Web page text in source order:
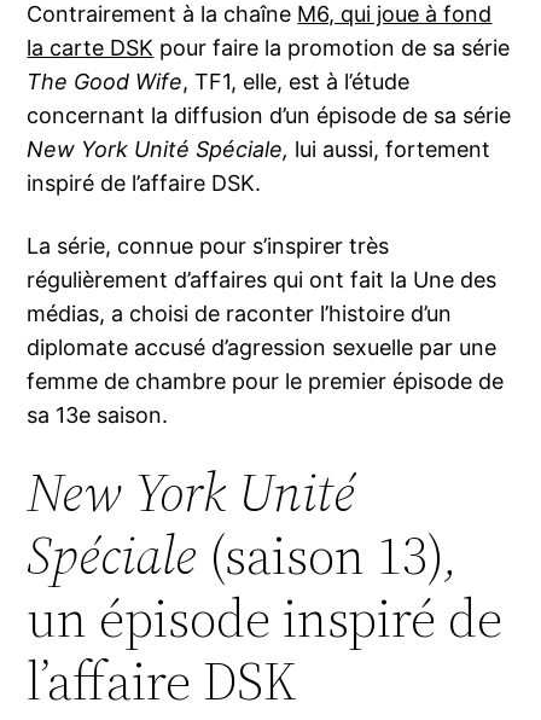
Contrairement à la chaîne M6, qui joue à fond
la carte DSK pour faire la promotion de sa série
The Good Wife, TF1, elle, est à l’étude
concernant la diffusion d’un épisode de sa série
New York Unité Spéciale, lui aussi, fortement
inspiré de l’affaire DSK.
La série, connue pour s’inspirer très
régulièrement d’affaires qui ont fait la Une des
médias, a choisi de raconter l’histoire d’un
diplomate accusé d’agression sexuelle par une
femme de chambre pour le premier épisode de
sa 13e saison.
New York Unité
Spéciale (saison 13),
un épisode inspiré de
l’affaire DSK